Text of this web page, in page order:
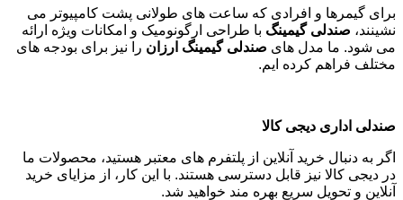
برای گیمرها و افرادی که ساعت های طولانی پشت کامپیوتر می
نشینند، صندلی گیمینگ با طراحی ارگونومیک و امکانات ویژه ارائه
می شود. ما مدل های صندلی گیمینگ ارزان را نیز برای بودجه های
مختلف فراهم کرده ایم.
صندلی اداری دیجی کالا
اگر به دنبال خرید آنلاین از پلتفرم های معتبر هستید، محصولات ما
در دیجی کالا نیز قابل دسترسی هستند. با این کار، از مزایای خرید
آنلاین و تحویل سریع بهره مند خواهید شد.